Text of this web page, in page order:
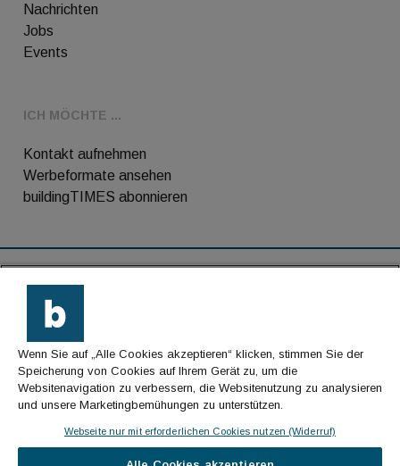
Nachrichten
Jobs
Events
ICH MÖCHTE ...
Kontakt aufnehmen
Werbeformate ansehen
buildingTIMES abonnieren
Kontakt
Impressum
Datenschutz
Wenn Sie auf „Alle Cookies akzeptieren“ klicken, stimmen Sie der
Speicherung von Cookies auf Ihrem Gerät zu, um die
Websitenavigation zu verbessern, die Websitenutzung zu analysieren
und unsere Marketingbemühungen zu unterstützen.
Webseite nur mit erforderlichen Cookies nutzen (Widerruf)